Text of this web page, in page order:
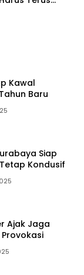
Kawal
Baru
Siap
Kondusif
Ajak Jaga